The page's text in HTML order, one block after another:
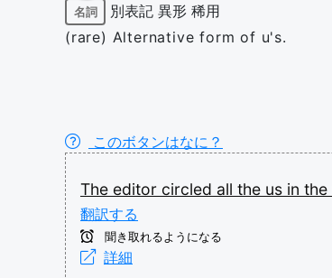
名詞 別表記 異形 稀用
(rare) Alternative form of u's.
このボタンはなに？
The editor circled all the us in the
翻訳する
聞き取れるようになる
詳細